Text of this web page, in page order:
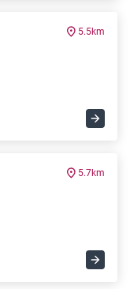
5.5km
5.7km